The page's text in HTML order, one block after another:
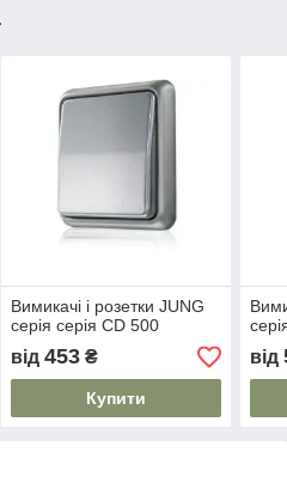
Вимикачі і розетки JUNG
серія серія CD 500
від 453₴
Купити
від